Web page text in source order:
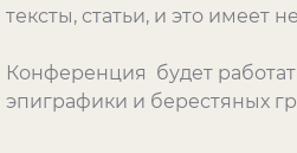
тексты, статьи, и это имеет
Конференция будет
эпиграфики и берестяных